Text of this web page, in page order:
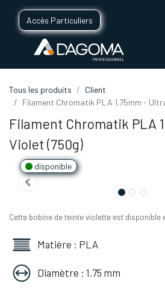
Accès Particuliers
Tous les produits
Client
Filament Chromatik PLA 1.75mm -
Filament Chromatik PLA
Violet (750g)
disponible
Cette bobine de teinte violette est disponible
Matière : PLA
Diamètre : 1.75 mm